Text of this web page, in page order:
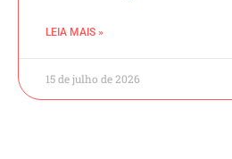
LEIA MAIS »
15 de julho de 2026